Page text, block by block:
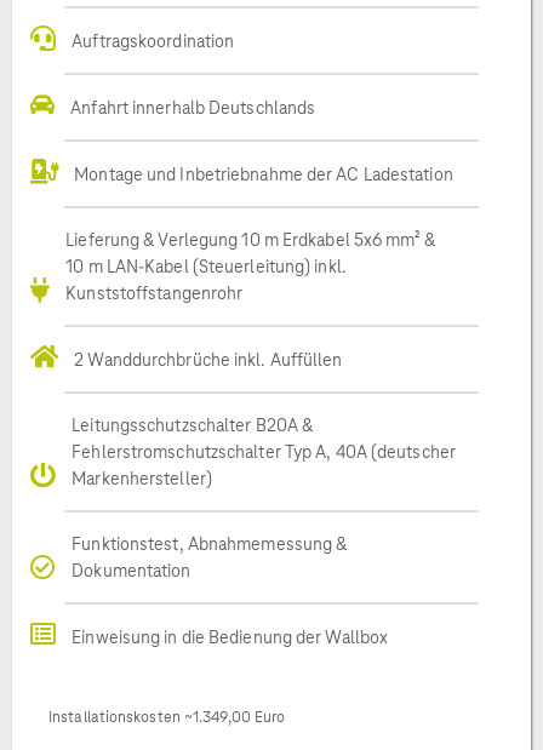
Auftragskoordination
Anfahrt innerhalb Deutschlands
Montage und Inbetriebnahme der AC Ladestation
Lieferung & Verlegung 10 m Erdkabel 5x6 mm² &
10 m LAN-Kabel (Steuerleitung) inkl.
Kunststoffstangenrohr
2 Wanddurchbrüche inkl. Auffüllen
Leitungsschutzschalter B20A &
Fehlerstromschutzschalter Typ A, 40A (deutscher
Markenhersteller)
Funktionstest, Abnahmemessung &
Dokumentation
Einweisung in die Bedienung der Wallbox
Installationskosten ~1.349,00 Euro